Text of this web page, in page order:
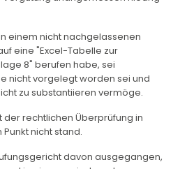
einem nicht nachgelassenen
eine "Excel-Tabelle zur
8" berufen habe, sei
nicht vorgelegt worden sei und
zu substantiieren vermöge.
der rechtlichen Überprüfung in
nicht stand.
davon ausgegangen,